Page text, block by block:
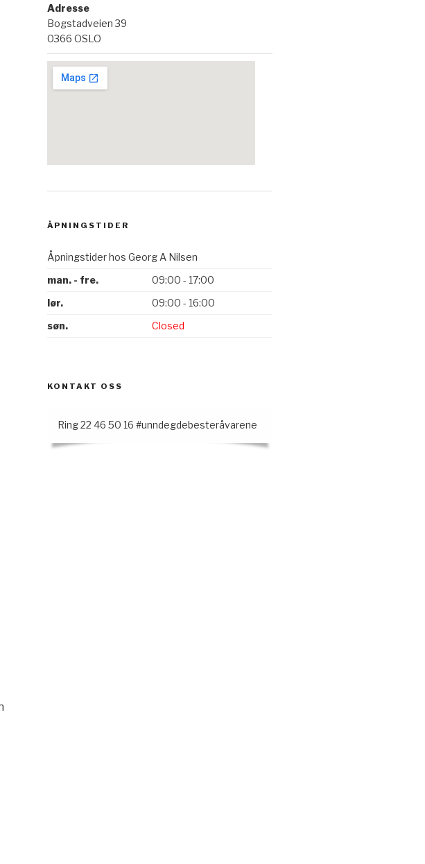
Adresse
Bogstadveien 39
0366 OSLO
ÅPNINGSTIDER
Åpningstider hos Georg A Nilsen
man. - fre.
09:00 - 17:00
lør.
09:00 - 16:00
søn.
Closed
KONTAKT OSS
Ring 22 46 50 16 #unndegdebesteråvarene